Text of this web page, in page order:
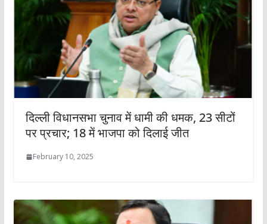
दिल्ली विधानसभा चुनाव में धामी की धमक, 23 सीटों
पर प्रचार; 18 में भाजपा को दिलाई जीत
February 10, 2025